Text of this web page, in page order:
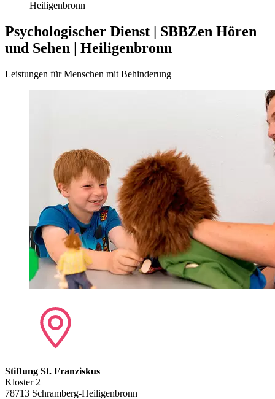
Heiligenbronn
Psychologischer Dienst | SBBZen Hören
und Sehen | Heiligenbronn
Leistungen für Menschen mit Behinderung
Stiftung St. Franziskus
Kloster 2
78713 Schramberg-Heiligenbronn